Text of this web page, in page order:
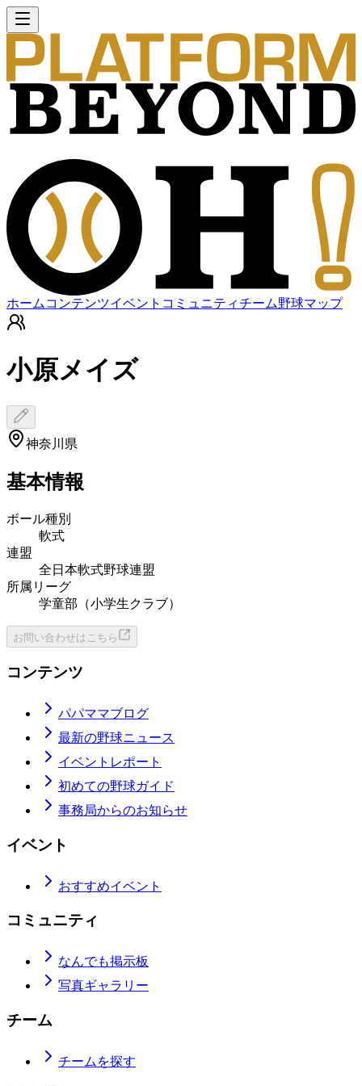
ホーム コンテンツイベント コミュニティチーム野球マップ
小原メイズ
神奈川県
基本情報
ボール種別
軟式
連盟
全日本軟式野球連盟
所属リーグ
学童部（小学生クラブ）
お問い合わせはこちら
コンテンツ
パパママブログ
最新の野球ニュース
イベントレポート
初めての野球ガイド
事務局からのお知らせ
イベント
おすすめイベント
コミュニティ
なんでも掲示板
写真ギャラリー
チーム
チームを探す